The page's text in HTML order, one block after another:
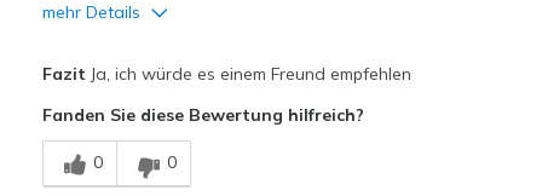
mehr Details
Comfortable
Stylish
Fazit Ja, ich würde es einem Freund empfehlen
Fanden Sie diese Bewertung hilfreich?
0 0